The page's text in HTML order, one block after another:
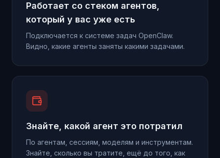
Работает со стеком агентов,
который у вас уже есть
Подключается к системе задач OpenClaw.
Видно, какие агенты заняты какими задачами.
Знайте, какой агент это потратил
По агентам, сессиям, моделям и инструментам.
Знайте, сколько вы тратите, ещё до того, как